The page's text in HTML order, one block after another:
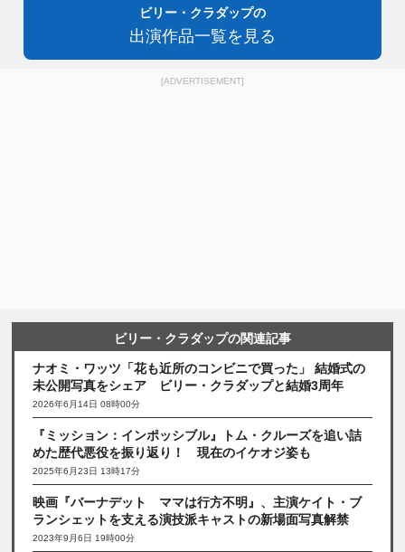
ビリー・クラダップの
出演作品一覧を見る
[ADVERTISEMENT]
ビリー・クラダップの関連記事
ナオミ・ワッツ「花も近所のコンビニで買った」 結婚式の
未公開写真をシェア ビリー・クラダップと結婚3周年
2026年6月14日 08時00分
『ミッション：インポッシブル』トム・クルーズを追い詰
めた歴代悪役を振り返り！ 現在のイケオジ姿も
2025年6月23日 13時17分
映画『バーナデット ママは行方不明』、主演ケイト・ブ
ランシェットを支える演技派キャストの新場面写真解禁
2023年9月6日 19時00分